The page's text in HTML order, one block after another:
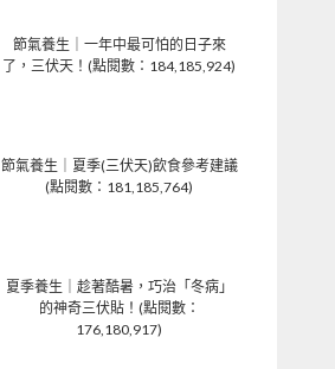
節氣養生｜一年中最可怕的日子來
了，三伏天！(點閱數：184,185,924)
節氣養生｜夏季(三伏天)飲食參考建議
(點閱數：181,185,764)
夏季養生｜趁著酷暑，巧治「冬病」
的神奇三伏貼！(點閱數：
176,180,917)